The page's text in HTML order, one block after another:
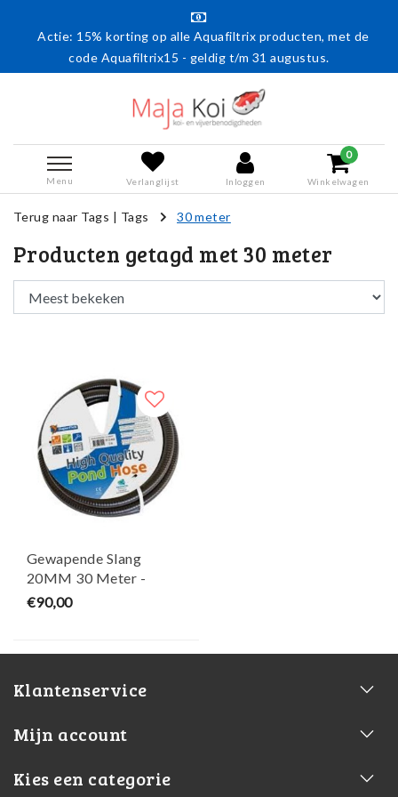
Actie: 15% korting op alle Aquafiltrix producten, met de
code Aquafiltrix15 - geldig t/m 31 augustus.
Menu Verlanglijst Inloggen
0
Winkelwagen
Terug naar Tags | Tags 30 meter
Producten getagd met 30 meter
Gewapende Slang
20MM 30 Meter -
SuperFish
€90,00
Klantenservice
Mijn account
Kies een categorie